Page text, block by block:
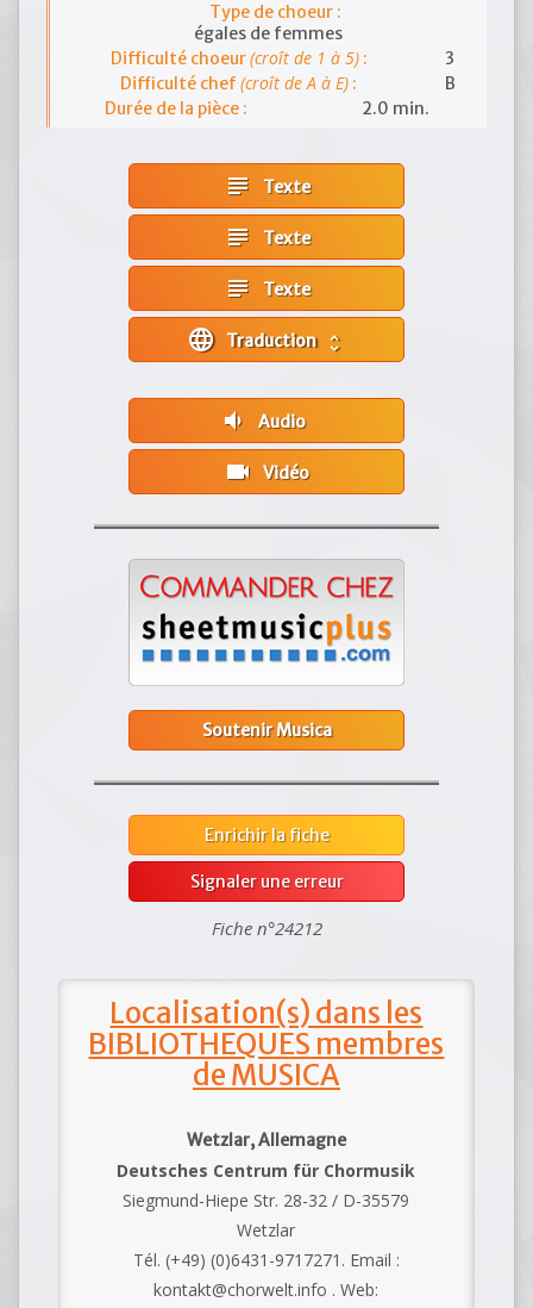
Type de choeur :
égales de femmes
Difficulté choeur(croît de 1 à 5):
3
Difficulté chef(croît de A à E) :
B
Durée de la pièce :
2.0 min.
subject Texte
subject Texte
subject Texte
language unfold_more
volume_down Audio
videocam Vidéo
Soutenir Musica
Enrichir la fiche
Signaler une erreur
Fiche n°24212
Localisation(s) dans les
BIBLIOTHEQUES membres
de MUSICA
Wetzlar, Allemagne
Deutsches Centrum für Chormusik
Siegmund-Hiepe Str. 28-32 / D-35579
Wetzlar
Tél. (+49) (0)6431-9717271. Email :
kontakt@chorwelt.info . Web: